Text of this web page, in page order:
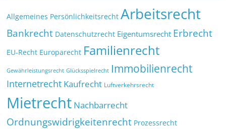
Allgemeines Persönlichkeitsrecht Arbeitsrecht
Bankrecht Datenschutzrecht Eigentumsrecht Erbrecht
EU-Recht Europarecht Familienrecht
Gewährleistungsrecht Glücksspielrecht Immobilienrecht
Internetrecht Kaufrecht Luftverkehrsrecht
Mietrecht Nachbarrecht
Ordnungswidrigkeitenrecht Prozessrecht